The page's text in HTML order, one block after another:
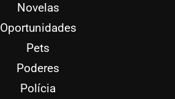
Novelas
Oportunidades
Pets
Poderes
Polícia